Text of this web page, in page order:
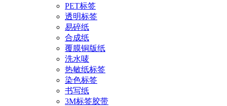
PET标签
透明标签
易碎纸
合成纸
覆膜铜版纸
洗水唛
热敏纸标签
染色标签
书写纸
3M标签胶带